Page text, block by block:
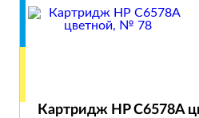
Картридж HP C6578A